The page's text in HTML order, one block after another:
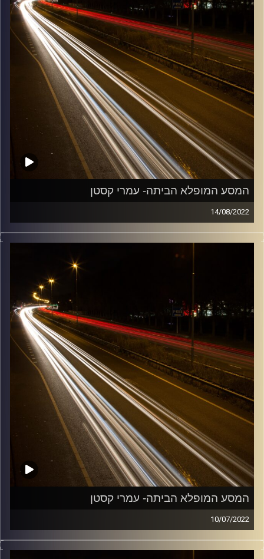
המסע המופלא הביתה- עמרי קסטן
14/08/2022
מוזיקה שתלווה אותנו אחרי יום עבודה ארוך ותחזיר אותנו
הביתה בשלום עם עמרי קסטן.
קרדיט תמונות:
המסע המופלא הביתה- עמרי קסטן
10/07/2022
מוזיקה שתלווה אותנו אחרי יום עבודה ארוך ותחזיר אותנו
הביתה בשלום עם עמרי קסטן.